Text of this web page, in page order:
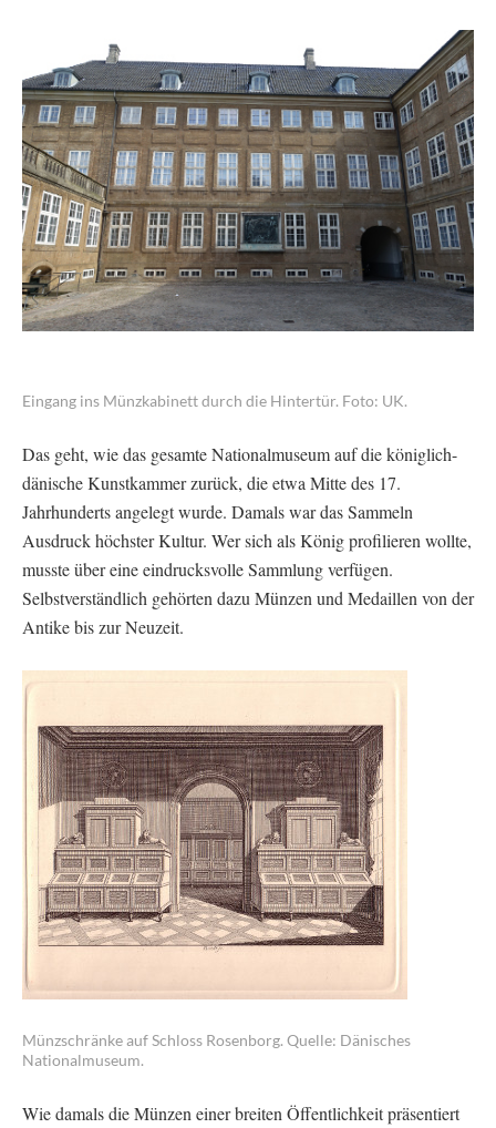
Eingang ins Münzkabinett durch die Hintertür. Foto: UK.
Das geht, wie das gesamte Nationalmuseum auf die königlich-
dänische Kunstkammer zurück, die etwa Mitte des 17.
Jahrhunderts angelegt wurde. Damals war das Sammeln
Ausdruck höchster Kultur. Wer sich als König profilieren wollte,
musste über eine eindrucksvolle Sammlung verfügen.
Selbstverständlich gehörten dazu Münzen und Medaillen von der
Antike bis zur Neuzeit.
Münzschränke auf Schloss Rosenborg. Quelle: Dänisches
Nationalmuseum.
Wie damals die Münzen einer breiten Öffentlichkeit präsentiert